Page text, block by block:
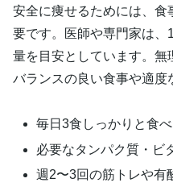
安全に痩せるためには、
要です。医師や専門家は
量を目安としています。無
バランスの良い食事や適度
毎日3食しっかりと食べ
必要なタンパク質・ビ
週2〜3回の筋トレや有